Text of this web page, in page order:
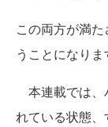
この両方が満
うことになりま
本連載では、
れている状態、